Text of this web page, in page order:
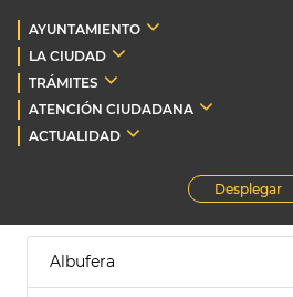
AYUNTAMIENTO
LA CIUDAD
TRÁMITES
ATENCIÓN CIUDADANA
ACTUALIDAD
Desplegar
Albufera